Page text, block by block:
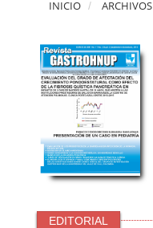
INICIO ARCHIVOS
EDITORIAL